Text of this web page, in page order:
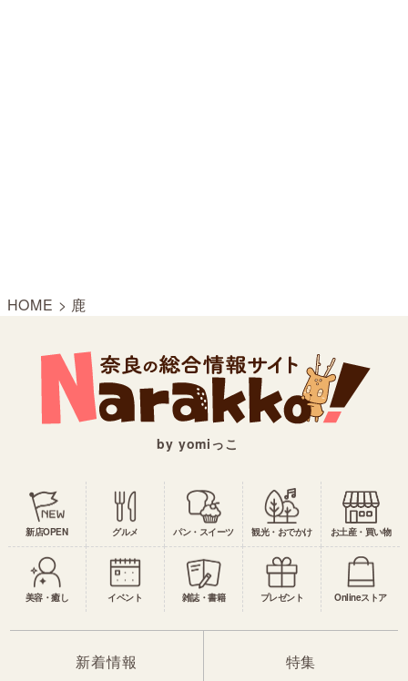
HOME > 鹿
by yomiっこ
新店OPEN グルメ パン・スイーツ 観光・おでかけ お土産・買い物
美容・癒し イベント 雑誌・書籍 プレゼント Onlineストア
新着情報 特集